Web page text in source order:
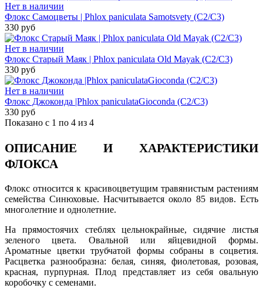
Нет в наличии
Флокс Самоцветы | Phlox paniculata Samotsvety (С2/С3)
330 руб
Нет в наличии
Флокс Старый Маяк | Phlox paniculata Old Mayak (С2/С3)
330 руб
Нет в наличии
Флокс Джоконда |Phlox paniculataGioconda (С2/С3)
330 руб
Показано с 1 по 4 из 4
ОПИСАНИЕ И ХАРАКТЕРИСТИКИ
ФЛОКСА
Флокс относится к красивоцветущим травянистым растениям
семейства Синюховые. Насчитывается около 85 видов. Есть
многолетние и однолетние.
На прямостоячих стеблях цельнокрайные, сидячие листья
зеленого цвета. Овальной или яйцевидной формы.
Ароматные цветки трубчатой формы собраны в соцветия.
Расцветка разнообразна: белая, синяя, фиолетовая, розовая,
красная, пурпурная. Плод представляет из себя овальную
коробочку с семенами.